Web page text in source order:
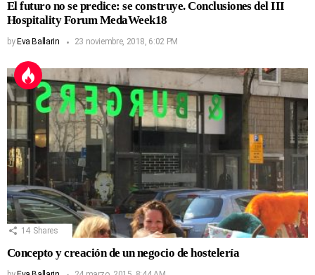
El futuro no se predice: se construye. Conclusiones del III
Hospitality Forum MedaWeek18
by Eva Ballarin 23 noviembre, 2018, 6:02 PM
14 Shares
Concepto y creación de un negocio de hostelería